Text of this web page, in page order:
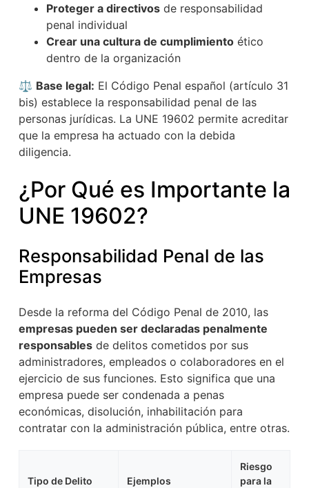
Proteger a directivosde responsabilidad
penal individual
Crear una cultura de cumplimientoético
dentro de la organización
⚖️ Base legal: El Código Penal español (artículo 31
bis) establece la responsabilidad penal de las
personas jurídicas. La UNE 19602 permite acreditar
que la empresa ha actuado con la debida
diligencia.
¿Por Qué es Importante la
UNE 19602?
Responsabilidad Penal de las
Empresas
Desde la reforma del Código Penal de 2010, las
empresas pueden ser declaradas penalmente
responsablesde delitos cometidos por sus
administradores, empleados o colaboradores en el
ejercicio de sus funciones. Esto significa que una
empresa puede ser condenada a penas
económicas, disolución, inhabilitación para
contratar con la administración pública, entre otras.
Tipo de Delito Ejemplos
Riesgo
para la